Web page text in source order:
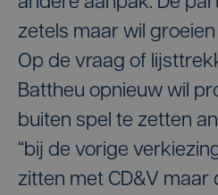
zetels maar wil
Op de vraag of
Battheu opnieuw wil
buiten spel te zetten
“bij de vorige
zitten met CD&V maar